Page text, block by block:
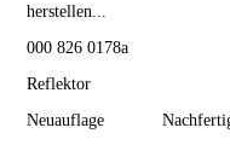
herstellen...
000 826 0178a
Reflektor
Neuauflage